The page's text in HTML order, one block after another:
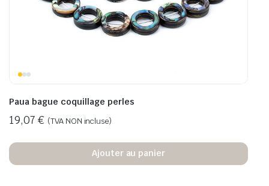
Paua bague coquillage perles
19,07 € (TVA NON incluse)
Ajouter au panier